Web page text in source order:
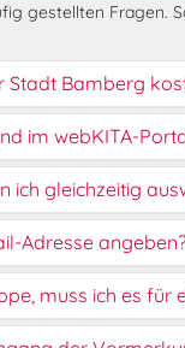
gestellten Fragen.
Stadt Bamberg
im webKITA-
ich gleichzeitig
Adresse
muss ich es